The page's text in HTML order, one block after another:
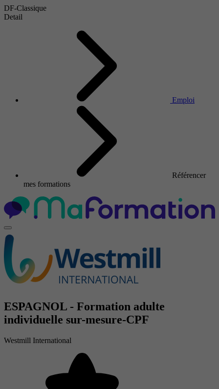
DF-Classique
Detail
Emploi
Référencer
mes formations
ESPAGNOL - Formation adulte
individuelle sur-mesure-CPF
Westmill International